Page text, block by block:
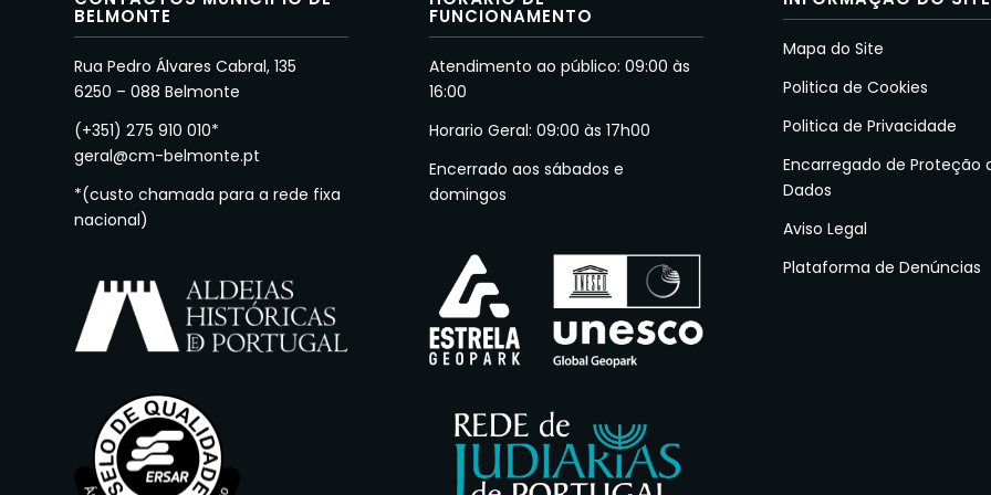
BELMONTE
Rua Pedro Álvares Cabral, 135
6250 – 088 Belmonte
(+351) 275 910 010*
geral@cm-belmonte.pt
*(custo chamada para a rede fixa
nacional)
FUNCIONAMENTO
Atendimento ao público: 09:00 às
16:00
Horario Geral: 09:00 às 17h00
Encerrado aos sábados e
domingos
Mapa do Site
Politica de Cookies
Politica de Privacidade
Encarregado de Proteção
Dados
Aviso Legal
Plataforma de Denúncias